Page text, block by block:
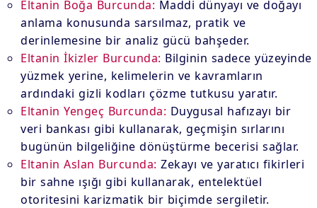
Eltanin Boğa Burcunda: Maddi dünyayı ve doğayı
anlama konusunda sarsılmaz, pratik ve
derinlemesine bir analiz gücü bahşeder.
Eltanin İkizler Burcunda: Bilginin sadece yüzeyinde
yüzmek yerine, kelimelerin ve kavramların
ardındaki gizli kodları çözme tutkusu yaratır.
Eltanin Yengeç Burcunda: Duygusal hafızayı bir
veri bankası gibi kullanarak, geçmişin sırlarını
bugünün bilgeliğine dönüştürme becerisi sağlar.
Eltanin Aslan Burcunda: Zekayı ve yaratıcı fikirleri
bir sahne ışığı gibi kullanarak, entelektüel
otoritesini karizmatik bir biçimde sergiletir.